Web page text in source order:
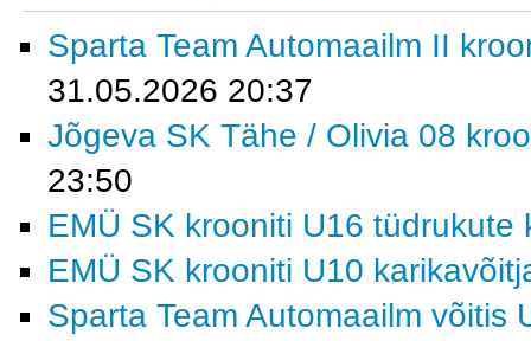
Sparta Team Automaailm II
31.05.2026 20:37
Jõgeva SK Tähe / Olivia 08
23:50
EMÜ SK krooniti U16 tüdrukute
EMÜ SK krooniti U10
Sparta Team Automaailm võitis